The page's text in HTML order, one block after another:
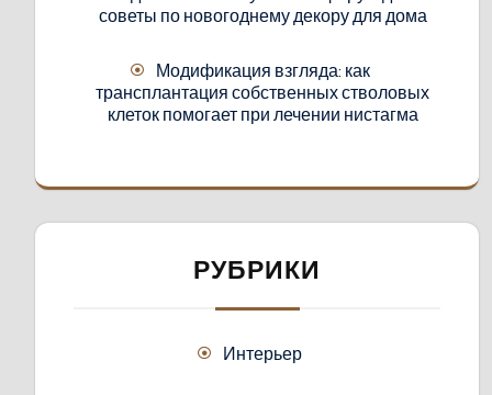
советы по новогоднему декору для дома
Модификация взгляда: как
трансплантация собственных стволовых
клеток помогает при лечении нистагма
РУБРИКИ
Интерьер